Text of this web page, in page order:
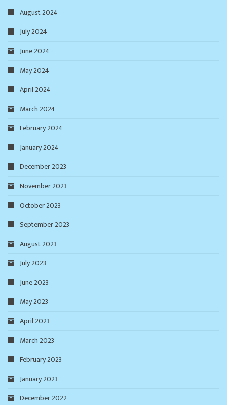
August 2024
July 2024
June 2024
May 2024
April 2024
March 2024
February 2024
January 2024
December 2023
November 2023
October 2023
September 2023
August 2023
July 2023
June 2023
May 2023
April 2023
March 2023
February 2023
January 2023
December 2022